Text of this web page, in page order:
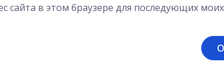
сайта в этом браузере для последующих